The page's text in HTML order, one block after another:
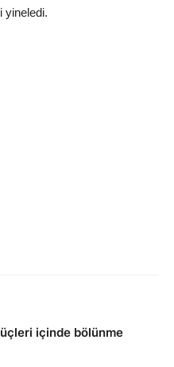
yineledi.
içinde bölünme